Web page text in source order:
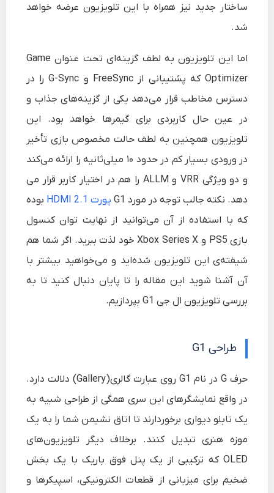
ساختار جدید نیز همراه با این تلویزیون عرضه خواهد
شد.
اما این تلویزیون به لطف گزینه‌ای تحت عنوان Game
Optimizer که پشتیبانی از FreeSync و G-Sync را در
دسترس مخاطب قرار می‌د‌هد یکی از گزینه‌های جذاب و
در عین حال کاربردی برای گیمرها خواهد بود. این
تلویزیون همچنین به لطف حالت مخصوص بازی تأخیر
در ورودی بسیار کم در حدود ۱۰ میلی‌ثانیه را ارائه می‌کند
و دو ویژگی VRR و ALLM را هم در اختیار کاربر قرار می
دهد. نکته جالب توجه در مورد G1
پورت HDMI 2.1
بوده
که با استفاده از آن می‌توانید از نهایت توان کنسول
بازی PS5 و Xbox Series X خود لذت ببرید. اگر شما هم
شیفته‌ی این تلویزیون شده‌اید و می‌خواهید بیشتر با
آن آشنا شوید این مقاله را تا پایان دنبال کنید تا به
بررسی تلویزیون ال جی G1
بپردازیم.
طراحی G1
حرف G در نام G1 روی عبارت گالری(Gallery) دلالت دارد.
در واقع نمایشگرهای این سری همگی از طراحی شبیه به
یک تابلو دیواری برخوردارند تا اتاق نشیمن شما را به یک
موزه هنری تبدیل کنند. برخلاف دیگر تلویزیون‌های
OLED که ترکیبی از یک پنل فوق باریک با یک بخش
ضخیم برای میزبانی از قطعات الکترونیکی، اسپیکرها و